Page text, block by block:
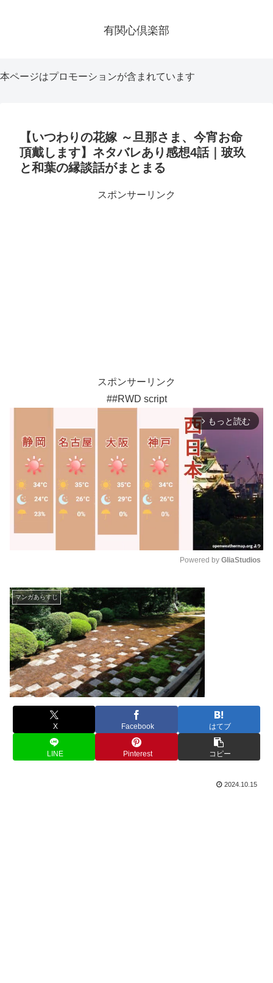
有関心倶楽部
本ページはプロモーションが含まれています
【いつわりの花嫁 ～旦那さま、今宵お命
頂戴します】ネタバレあり感想4話｜玻玖
と和葉の縁談話がまとまる
スポンサーリンク
スポンサーリンク
##RWD script
arrow_forward_ios もっと読む
Powered by GliaStudios
マンガあらすじ
X Facebook はてブ
LINE Pinterest コピー
2024.10.15